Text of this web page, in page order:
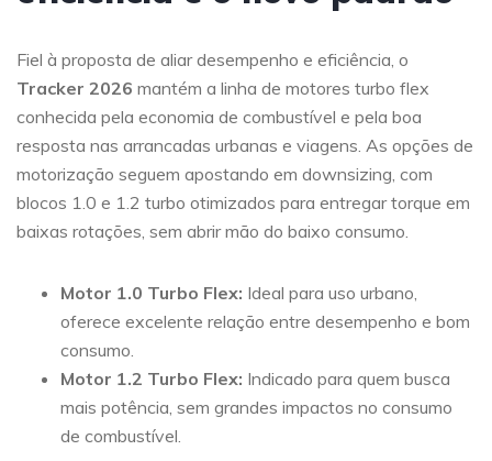
Fiel à proposta de aliar desempenho e eficiência, o
Tracker 2026 mantém a linha de motores turbo flex
conhecida pela economia de combustível e pela boa
resposta nas arrancadas urbanas e viagens. As opções de
motorização seguem apostando em downsizing, com
blocos 1.0 e 1.2 turbo otimizados para entregar torque em
baixas rotações, sem abrir mão do baixo consumo.
Motor 1.0 Turbo Flex: Ideal para uso urbano,
oferece excelente relação entre desempenho e bom
consumo.
Motor 1.2 Turbo Flex: Indicado para quem busca
mais potência, sem grandes impactos no consumo
de combustível.